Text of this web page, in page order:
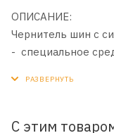
ОПИСАНИЕ:
Чернитель шин с
- специальное
резину от
С этим